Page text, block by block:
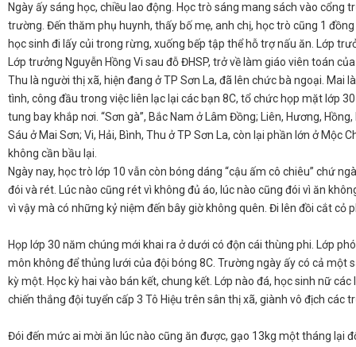
​Ngày ấy sáng học, chiều lao động. Học trò sáng mang sách vào
trường. Đến thăm phụ huynh, thấy bố mẹ, anh chị, học trò cũng 1
học sinh đi lấy củi trong rừng, xuống bếp tập thể hỗ trợ nấu ăn. Lớp
Lớp trưởng Nguyễn Hồng Vi sau đỗ ĐHSP, trở về làm giáo viên toán
Thu là người thị xã, hiện đang ở TP Sơn La, đã lên chức bà ngoại. Mai
tình, công đầu trong việc liên lạc lại các bạn 8C, tổ chức họp mặt lớp
tung bay khắp nơi. “Sơn gà”, Bắc Nam ở Lâm Đồng; Liên, Hương,
Sáu ở Mai Sơn; Vi, Hải, Bình, Thu ở TP Sơn La, còn lại phần lớn ở
không cần bầu lại.
​Ngày nay, học trò lớp 10 vẫn còn bóng dáng “cậu ấm cô chiêu” chứ
đói và rét. Lúc nào cũng rét vì không đủ áo, lúc nào cũng đói vì ăn
vì vậy mà có những kỷ niệm đến bây giờ không quên. Đi lên đồi cắt
Họp lớp 30 năm chúng mới khai ra ở dưới có độn cái thùng phi. Lớp
môn không để thủng lưới của đội bóng 8C. Trường ngày ấy có cả
kỳ một. Học kỳ hai vào bán kết, chung kết. Lớp nào đá, học sinh nữ
chiến thắng đội tuyển cấp 3 Tô Hiệu trên sân thị xã, giành vô địch
​Đói đến mức ai mời ăn lúc nào cũng ăn được, gạo 13kg một tháng lại